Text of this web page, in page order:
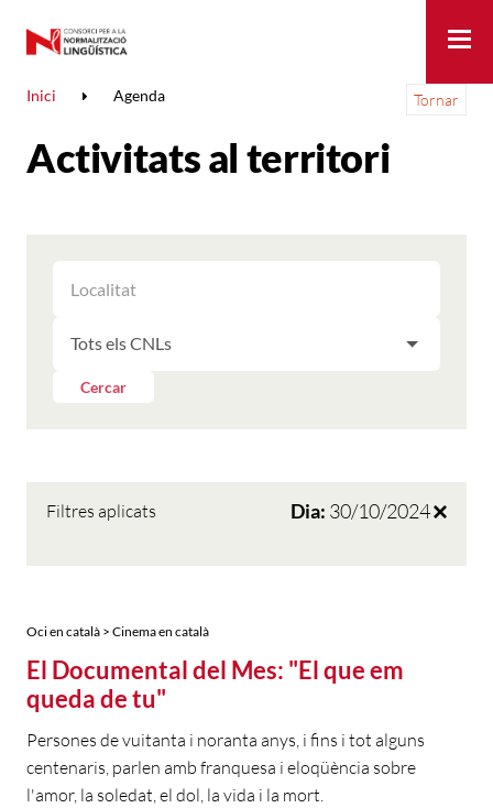
Inici Agenda Tornar
Activitats al territori
ELS
RESULTATS
LES
PER
LES
Cercar
Filtres aplicats Dia: 30/10/2024
Oci en català > Cinema en català
El Documental del Mes: "El que em
queda de tu"
Persones de vuitanta i noranta anys, i fins i tot alguns
centenaris, parlen amb franquesa i eloqüència sobre
l'amor, la soledat, el dol, la vida i la mort.